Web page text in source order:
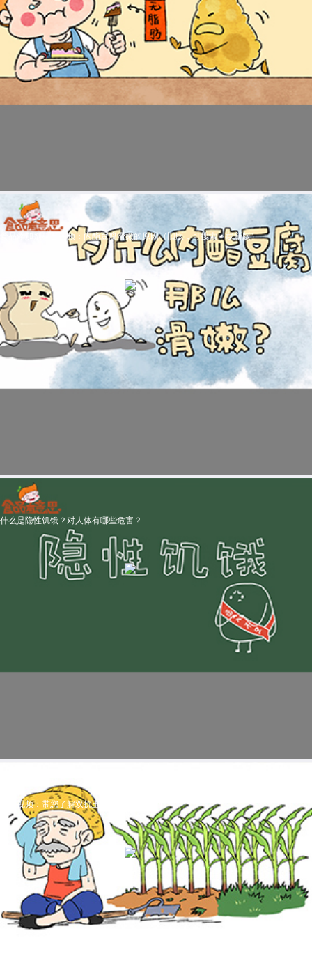
食品添加剂科普视频：内酯豆腐滑嫩的原因（旧版，可搜索下载新版）
什么是隐性饥饿？对人体有哪些危害？
科普视频：带您了解双抗玉米（转基因科普）